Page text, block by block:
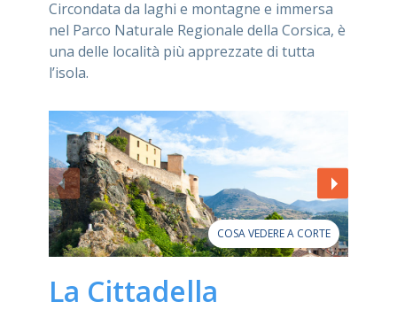
Circondata da laghi e montagne e immersa
nel Parco Naturale Regionale della Corsica, è
una delle località più apprezzate di tutta
l’isola.
COSA VEDERE A CORTE
La Cittadella